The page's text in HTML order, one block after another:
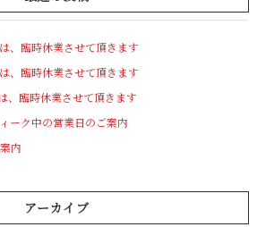
、臨時休業させて頂きます
、臨時休業させて頂きます
、臨時休業させて頂きます
ーク中の営業日のご案内
内
アーカイブ